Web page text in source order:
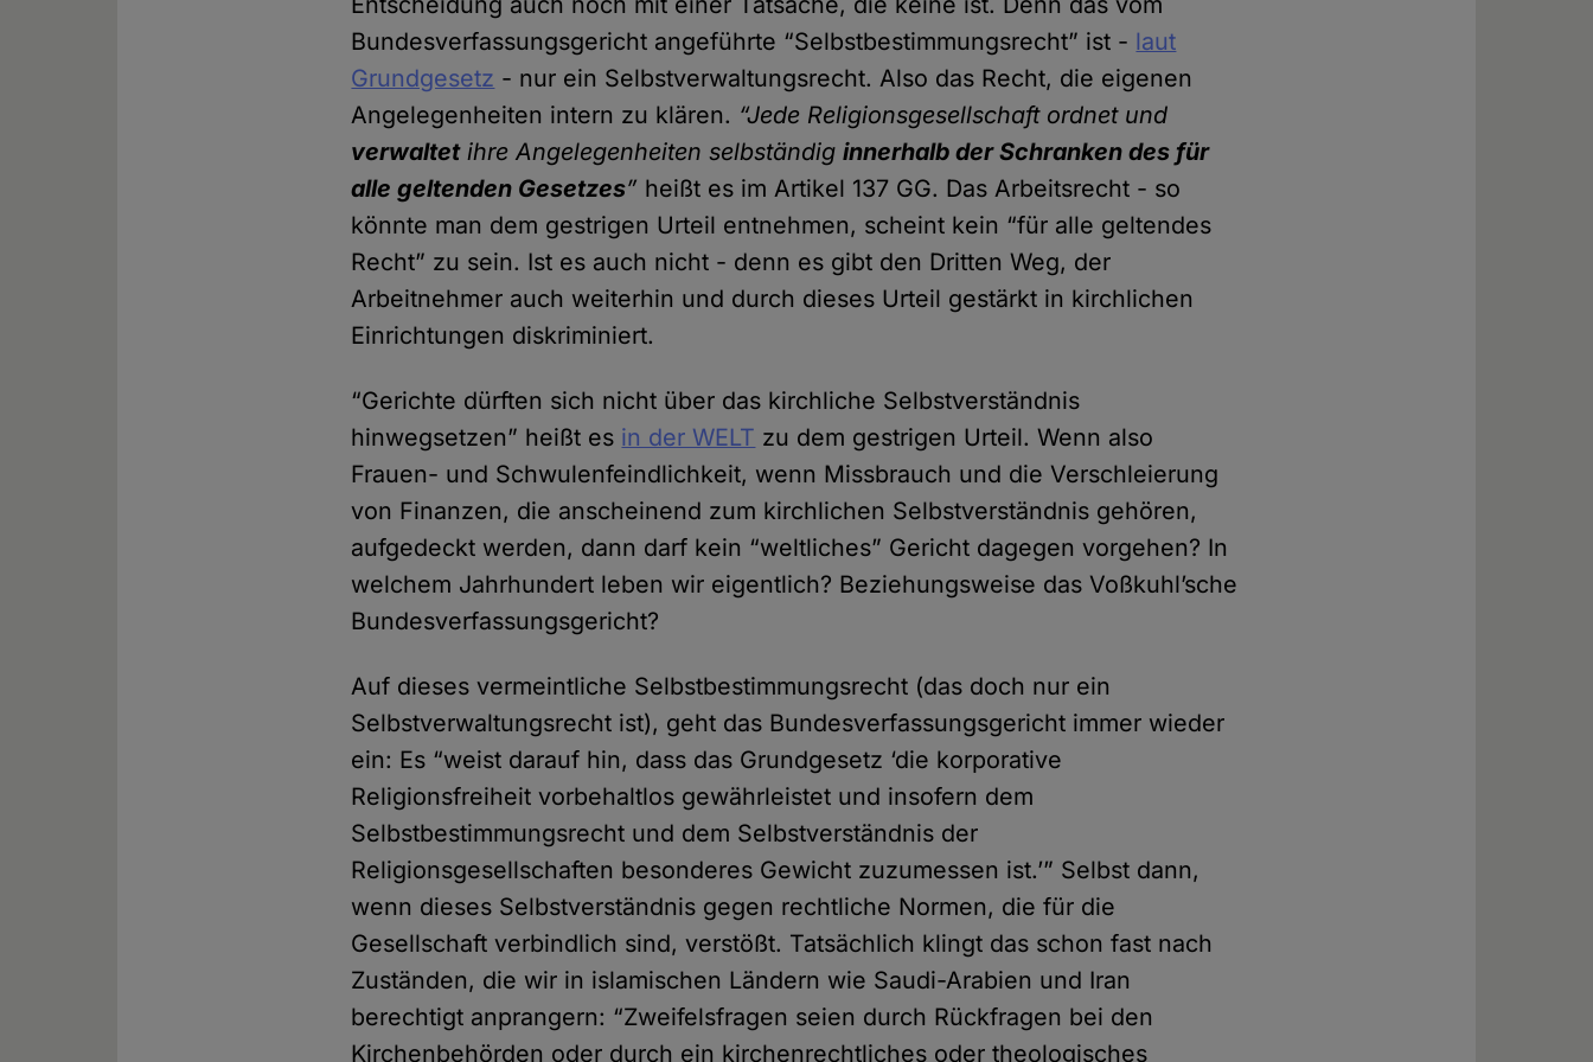
Bundesverfassungsgericht angeführte “Selbstbestimmungsrecht” ist - laut
Grundgesetz - nur ein Selbstverwaltungsrecht. Also das Recht, die eigenen
Angelegenheiten intern zu klären. “Jede Religionsgesellschaft ordnet und
verwaltetihre Angelegenheiten selbständiginnerhalb der Schranken des für
alle geltenden Gesetzes” heißt es im Artikel 137 GG. Das Arbeitsrecht - so
könnte man dem gestrigen Urteil entnehmen, scheint kein “für alle geltendes
Recht” zu sein. Ist es auch nicht - denn es gibt den Dritten Weg, der
Arbeitnehmer auch weiterhin und durch dieses Urteil gestärkt in kirchlichen
Einrichtungen diskriminiert.
“Gerichte dürften sich nicht über das kirchliche Selbstverständnis
hinwegsetzen” heißt es in der WELT zu dem gestrigen Urteil. Wenn also
Frauen- und Schwulenfeindlichkeit, wenn Missbrauch und die Verschleierung
von Finanzen, die anscheinend zum kirchlichen Selbstverständnis gehören,
aufgedeckt werden, dann darf kein “weltliches” Gericht dagegen vorgehen? In
welchem Jahrhundert leben wir eigentlich? Beziehungsweise das Voßkuhl’sche
Bundesverfassungsgericht?
Auf dieses vermeintliche Selbstbestimmungsrecht (das doch nur ein
Selbstverwaltungsrecht ist), geht das Bundesverfassungsgericht immer wieder
ein: Es “weist darauf hin, dass das Grundgesetz ‘die korporative
Religionsfreiheit vorbehaltlos gewährleistet und insofern dem
Selbstbestimmungsrecht und dem Selbstverständnis der
Religionsgesellschaften besonderes Gewicht zuzumessen ist.’” Selbst dann,
wenn dieses Selbstverständnis gegen rechtliche Normen, die für die
Gesellschaft verbindlich sind, verstößt. Tatsächlich klingt das schon fast nach
Zuständen, die wir in islamischen Ländern wie Saudi-Arabien und Iran
berechtigt anprangern: “Zweifelsfragen seien durch Rückfragen bei den
Kirchenbehörden oder durch ein kirchenrechtliches oder theologisches